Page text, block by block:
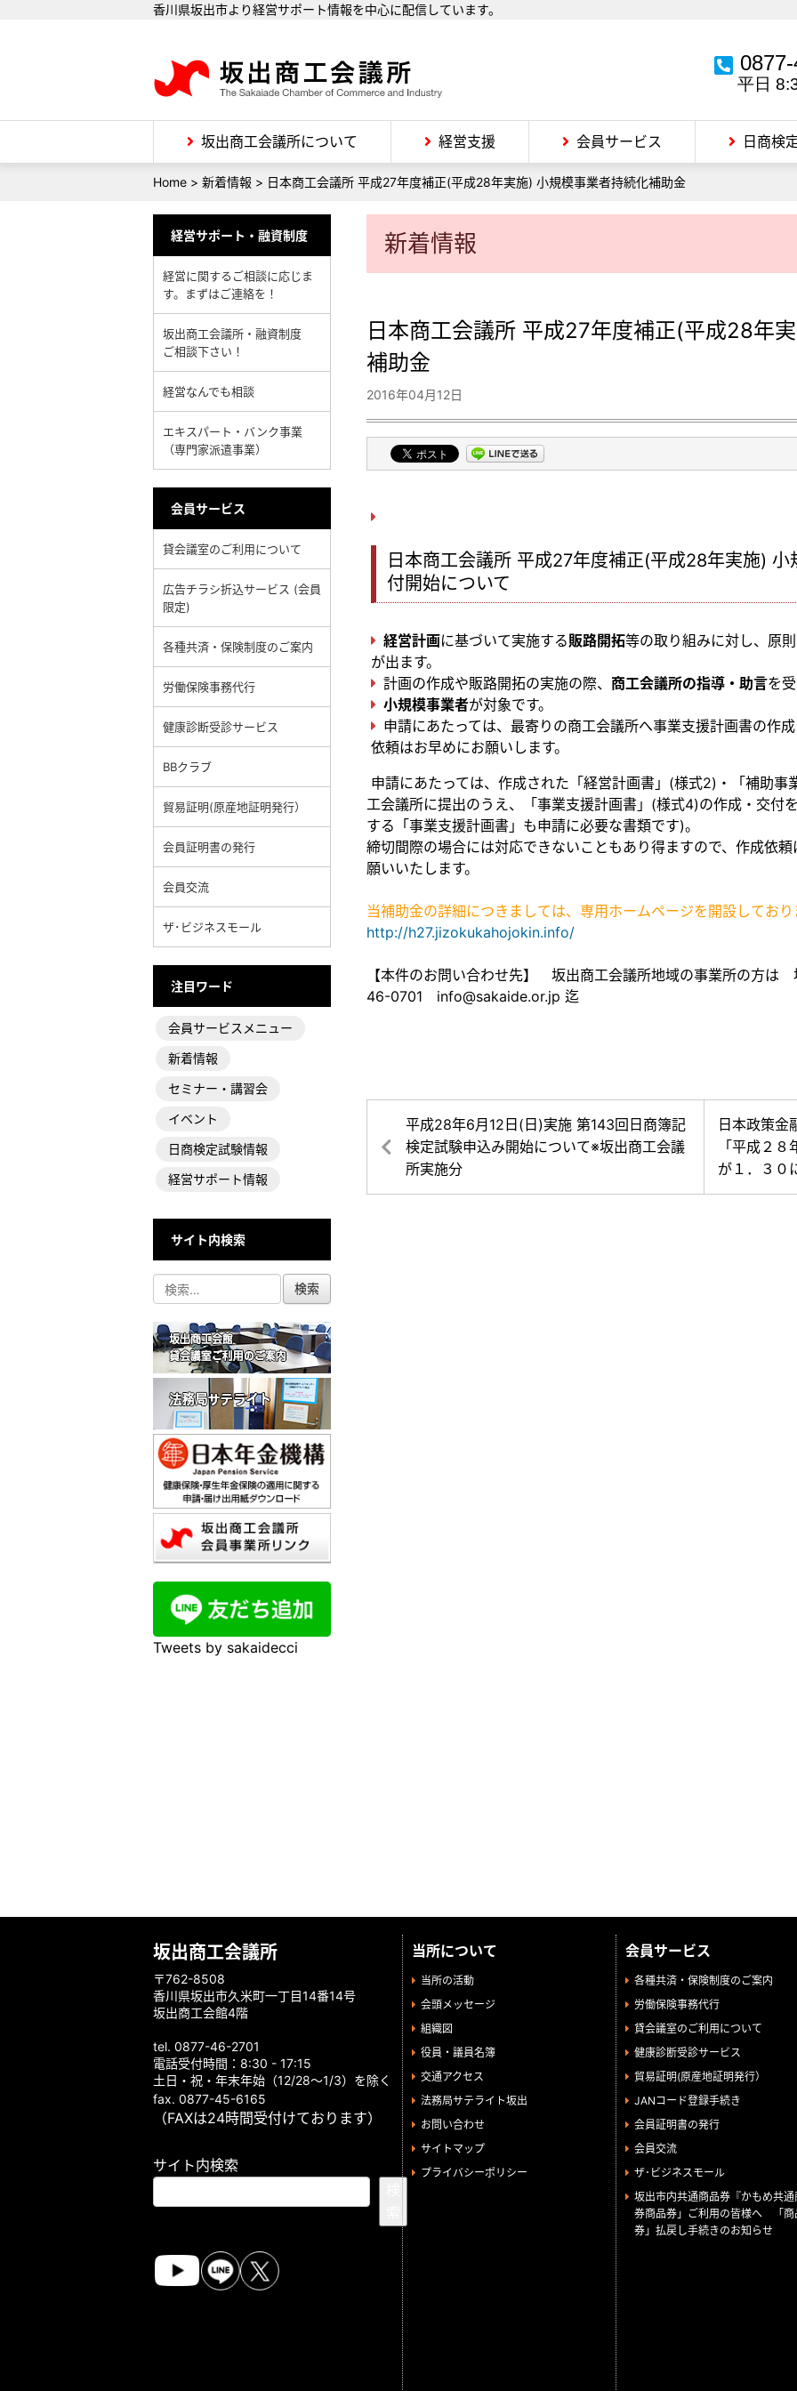
香川県坂出市より経営サポート情報を中心に配信しています。
平日
坂出商工会議所について 経営支援 会員サービス 日商検
Home > 新着情報 > 日本商工会議所 平成27年度補正(平成28年実施) 小規模事業者持続化補助金
新着情報
日本商工会議所 平成27年度補正(平成28年
補助金
2016年04月12日
日本商工会議所 平成27年度補正(平成28年実施)
付開始について
経営計画に基づいて実施する販路開拓等の取り組みに対し、原則
が出ます。
計画の作成や販路開拓の実施の際、 商工会議所の指導・助言を
小規模事業者が対象です。
申請にあたっては、最寄りの商工会議所へ事業支援計画書の作
依頼はお早めにお願いします。
申請にあたっては、作成された「経営計画書」(様式2)・「補助
工会議所に提出のうえ、「事業支援計画書」(様式4)の作成・交付
する「事業支援計画書」も申請に必要な書類です)。
締切間際の場合には対応できないこともあり得ますので、作成依
願いいたします。
当補助金の詳細につきましては、専用ホームページを開設しており
http://h27.jizokukahojokin.info/
【本件のお問い合わせ先】 坂出商工会議所地域の事業所の方
46-0701 info@sakaide.or.jp 迄
平成28年6月12日(日)実施 第143回日商簿記
検定試験申込み開始について※坂出商工会議
所実施分
日本政策金
「平成２
が１．３０
経営サポート・融資制度
経営に関するご相談に応じま
す。まずはご連絡を！
坂出商工会議所・融資制度
ご相談下さい！
経営なんでも相談
エキスパート・バンク事業
（専門家派遣事業）
会員サービス
貸会議室のご利用について
広告チラシ折込サービス (会員
限定)
各種共済・保険制度のご案内
労働保険事務代行
健康診断受診サービス
BBクラブ
貿易証明(原産地証明発行）
会員証明書の発行
会員交流
ザ･ビジネスモール
注目ワード
会員サービスメニュー
新着情報
セミナー・講習会
イベント
日商検定試験情報
経営サポート情報
サイト内検索
Tweets by sakaidecci
坂出商工会議所
〒762-8508
香川県坂出市久米町一丁目14番14号
坂出商工会館4階
tel. 0877-46-2701
電話受付時間：8:30 - 17:15
土日・祝・年末年始（12/28～1/3）を除く
fax. 0877-45-6165
（FAXは24時間受付けております）
サイト内検索
当所について
当所の活動
会頭メッセージ
組織図
役員・議員名簿
交通アクセス
法務局サテライト坂出
お問い合わせ
サイトマップ
プライバシーポリシー
会員サービス
各種共済・保険制度のご案内
労働保険事務代行
貸会議室のご利用について
健康診断受診サービス
貿易証明(原産地証明発行）
JANコード登録手続き
会員証明書の発行
会員交流
ザ･ビジネスモール
坂出市内共通商品券『かもめ共通
券商品券」ご利用の皆様へ 「商
券」払戻し手続きのお知らせ